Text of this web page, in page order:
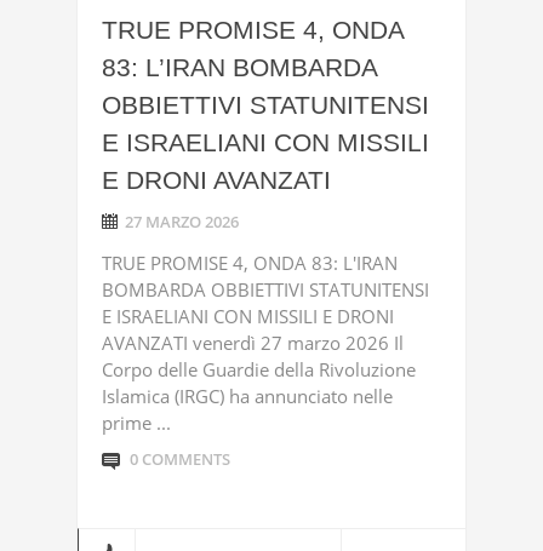
TRUE PROMISE 4, ONDA
83: L’IRAN BOMBARDA
OBBIETTIVI STATUNITENSI
E ISRAELIANI CON MISSILI
E DRONI AVANZATI
27 MARZO 2026
TRUE PROMISE 4, ONDA 83: L'IRAN
BOMBARDA OBBIETTIVI STATUNITENSI
E ISRAELIANI CON MISSILI E DRONI
AVANZATI venerdì 27 marzo 2026 Il
Corpo delle Guardie della Rivoluzione
Islamica (IRGC) ha annunciato nelle
prime ...
0 COMMENTS